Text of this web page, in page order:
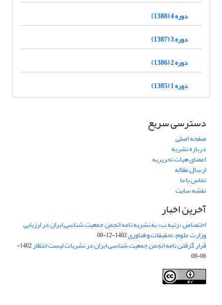
دوره 4 (1388)
دوره 3 (1387)
دوره 2 (1386)
دوره 1 (1385)
دسترسی سریع
صفحه اصلی
درباره نشریه
اعضای هیات تحریریه
ارسال مقاله
تماس با ما
نقشه سایت
آخرین اخبار
اختصاص «رتبه ب» به نشریه نامه انجمن جمعیت شناسی ایران در ارزیابی
وزارت علوم، تحقیقات و فناوری1402-12-08
قرار گرفتن نامه انجمن جمعیت شناسی ایران در نشریات لیست انتظار
1402-
06-08